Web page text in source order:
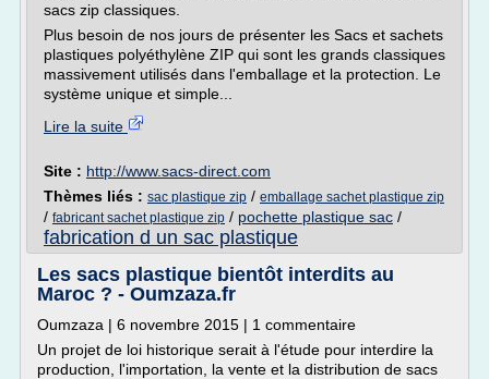
sacs zip classiques.
Plus besoin de nos jours de présenter les Sacs et sachets
plastiques polyéthylène ZIP qui sont les grands classiques
massivement utilisés dans l'emballage et la protection. Le
système unique et simple...
Lire la suite
Site : http://www.sacs-direct.com
Thèmes liés : sac plastique zip / emballage sachet plastique zip
/ fabricant sachet plastique zip / pochette plastique sac /
fabrication d un sac plastique
Les sacs plastique bientôt interdits au
Maroc ? - Oumzaza.fr
Oumzaza | 6 novembre 2015 | 1 commentaire
Un projet de loi historique serait à l'étude pour interdire la
production, l'importation, la vente et la distribution de sacs